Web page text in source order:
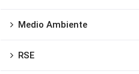
Medio Ambiente
RSE